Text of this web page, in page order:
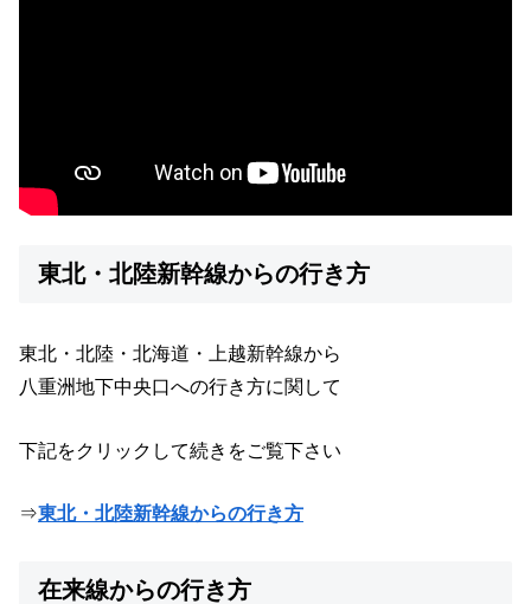
東北・北陸新幹線からの行き方
東北・北陸・北海道・上越新幹線から
八重洲地下中央口への行き方に関して
下記をクリックして続きをご覧下さい
⇒東北・北陸新幹線からの行き方
在来線からの行き方